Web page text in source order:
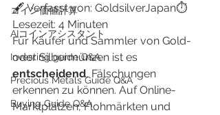
​コイン価値計算
AIコインアシスタント
Investing guide Q&A
Precious Metals Guide Q&A
Buying Guide Q&A
🖋️ Verfasst von: GoldsilverJapan⏱️
Lesezeit: 4 Minuten
Für Käufer und Sammler von Gold-
oder Silbermünzen ist es
entscheidend, Fälschungen
erkennen zu können. Auf Online-
Marktplätzen, Flohmärkten und